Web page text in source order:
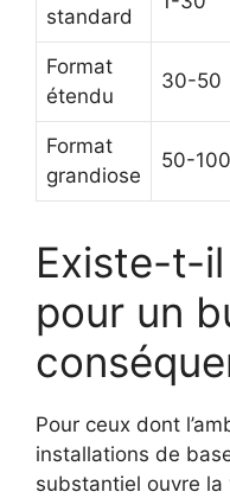
standard
Format
étendu
30-50
Format
grandiose
50-100
Existe-t-
pour un
Pour ceux dont
installations de
substantiel ouvre